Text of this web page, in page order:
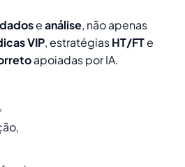
dadoseanálise, não apenas
VIP, estratégiasHT/FTe
apoiadas por IA.